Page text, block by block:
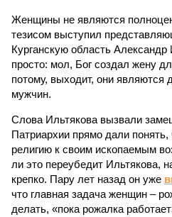
Женщины не являются
тезисом выступил
Курганскую область
просто: мол, Бог создал жену
потому, выходит, они являются
мужчин.
Слова Ильтякова вызвали
Патриархии прямо дали понять,
религию к своим ископаемым
ли это переубедит Ильтякова,
крепко. Пару лет назад он уже
что главная задача женщин –
делать, «пока рожалка